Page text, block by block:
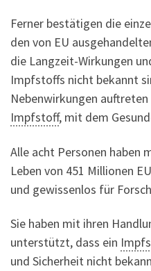
Ferner bestätigen die
den von EU
die Langzeit-Wirkungen
Impfstoffs nicht bekannt
Nebenwirkungen
Impfstoff, mit dem
Alle acht Personen haben
Leben von 451 Millionen
und gewissenlos für
Sie haben mit ihren
unterstützt, dass ein
und Sicherheit nicht